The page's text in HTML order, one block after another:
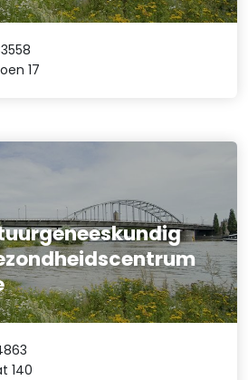
17
140